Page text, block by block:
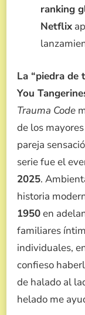
ranking
Netflix
La “piedra de
You
Trauma Code
de los
pareja
serie fue el
2025.
historia
1950en
familiares
individuales,
confieso
de halado al
helado me